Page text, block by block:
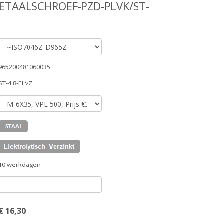
PZD-PLVK/ST-
4.8-ELVZ
werkdagen
16,30